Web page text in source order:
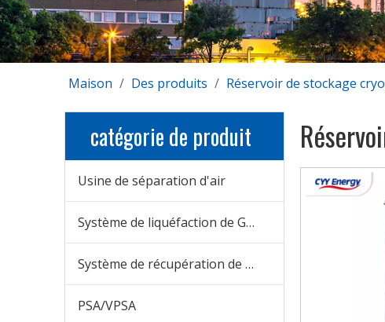
Maison / Des produits / Réservoir de stockage
catégorie de produit
Usine de séparation d'air
Système de liquéfaction de GNL
Système de récupération de CO2
PSA/VPSA